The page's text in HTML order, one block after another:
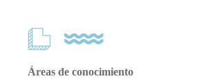
Áreas de conocimiento